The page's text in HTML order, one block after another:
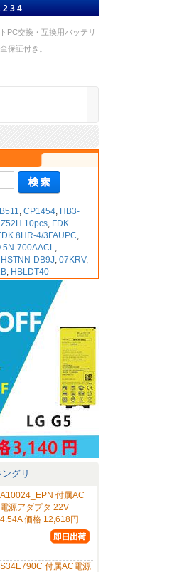
234
PC交換・互換用バッテリ
保証付き。
,CP1454, HB3-
Z52H 10pcs, FDK
8HR-4/3FAUPC,
5N-700AACL,
HSTNN-DB9J,07KRV,
, HBLDT40
グリ
A10024_EPN 付属AC
電源アダプタ 22V
4.54A 価格 12,618円
S34E790C 付属AC電源